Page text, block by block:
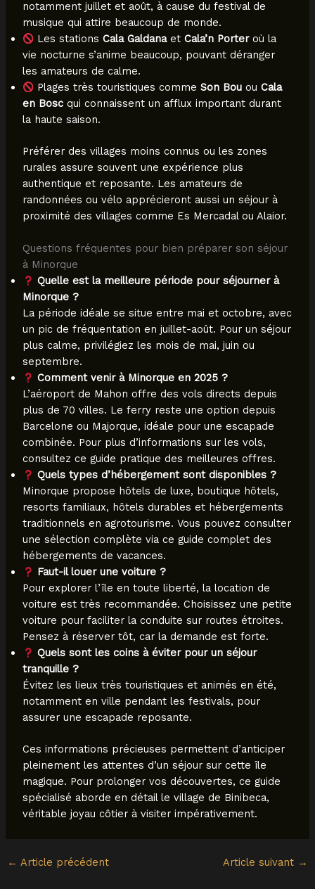
notamment juillet et août, à cause du festival de
musique qui attire beaucoup de monde.
Les stationsCala GaldanaetCala’n Porteroù la
vie nocturne s’anime beaucoup, pouvant déranger
les amateurs de calme.
Plages très touristiques commeSon Bou ouCala
en Boscqui connaissent un afflux important durant
la haute saison.
Préférer des villages moins connus ou les zones
rurales assure souvent une expérience plus
authentique et reposante. Les amateurs de
randonnées ou vélo apprécieront aussi un séjour à
proximité des villages comme Es Mercadal ou Alaior.
Questions fréquentes pour bien préparer son séjour
à Minorque
Quelle est la meilleure période pour séjourner à
Minorque ?
La période idéale se situe entre mai et octobre, avec
un pic de fréquentation en juillet-août. Pour un séjour
plus calme, privilégiez les mois de mai, juin ou
septembre.
Comment venir à Minorque en 2025 ?
L’aéroport de Mahon offre des vols directs depuis
plus de 70 villes. Le ferry reste une option depuis
Barcelone ou Majorque, idéale pour une escapade
combinée. Pour plus d’informations sur les vols,
consultez ce guide pratique des meilleures offres.
Quels types d’hébergement sont disponibles ?
Minorque propose hôtels de luxe, boutique hôtels,
resorts familiaux, hôtels durables et hébergements
traditionnels en agrotourisme. Vous pouvez consulter
une sélection complète via ce guide complet des
hébergements de vacances.
Faut-il louer une voiture ?
Pour explorer l’île en toute liberté, la location de
voiture est très recommandée. Choisissez une petite
voiture pour faciliter la conduite sur routes étroites.
Pensez à réserver tôt, car la demande est forte.
Quels sont les coins à éviter pour un séjour
tranquille ?
Évitez les lieux très touristiques et animés en été,
notamment en ville pendant les festivals, pour
assurer une escapade reposante.
Ces informations précieuses permettent d’anticiper
pleinement les attentes d’un séjour sur cette île
magique. Pour prolonger vos découvertes, ce guide
spécialisé aborde en détail le village de Binibeca,
véritable joyau côtier à visiter impérativement.
← Article précédent Article suivant →